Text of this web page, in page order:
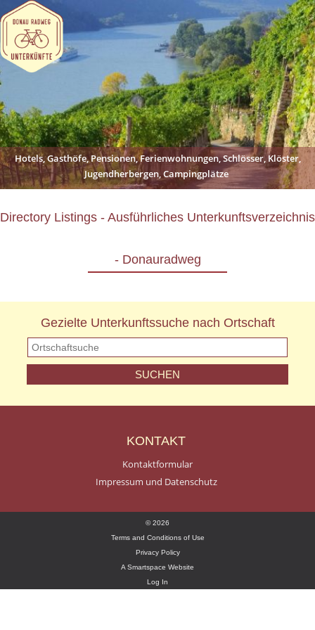
Hotels, Gasthöfe, Pensionen, Ferienwohnungen, Schlösser, Klöster,
Jugendherbergen, Campingplätze
Directory Listings - Ausführliches Unterkunftsverzeichnis
- Donauradweg
Gezielte Unterkunftssuche nach Ortschaft
KONTAKT
Kontaktformular
Impressum und Datenschutz
© 2026
Terms and Conditions of Use
Privacy Policy
A Smartspace Website
Log In